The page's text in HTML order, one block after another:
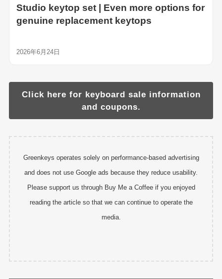
Studio keytop set | Even more options for
genuine replacement keytops
2026年6月24日
Click here for keyboard sale information
and coupons.
Greenkeys operates solely on performance-based advertising
and does not use Google ads because they reduce usability.
Please support us through Buy Me a Coffee if you enjoyed
reading the article so that we can continue to operate the
media.